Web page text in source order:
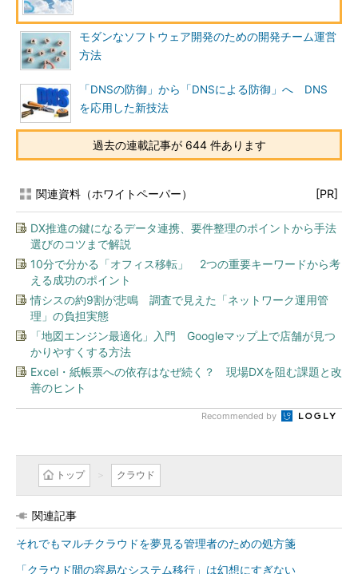
モダンなソフトウェア開発のための開発チーム運営
方法
「DNSの防御」から「DNSによる防御」へ DNS
を応用した新技法
過去の連載記事が 644 件あります
関連資料（ホワイトペーパー） [PR]
DX推進の鍵になるデータ連携、要件整理のポイントから手法
選びのコツまで解説
10分で分かる「オフィス移転」 2つの重要キーワードから考
える成功のポイント
情シスの約9割が悲鳴 調査で見えた「ネットワーク運用管
理」の負担実態
「地図エンジン最適化」入門 Googleマップ上で店舗が見つ
かりやすくする方法
Excel・紙帳票への依存はなぜ続く？ 現場DXを阻む課題と改
善のヒント
Recommended by
トップ クラウド
関連記事
それでもマルチクラウドを夢見る管理者のための処方箋
「クラウド間の容易なシステム移行」は幻想にすぎない